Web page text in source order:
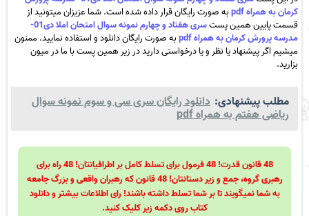
کرمان به همراه pdf
به صورت رایگان قرار داده شده است. شما عزیزان میتونید از
قسمت پایین همین پست
سری هفتاد و چهارم نمونه سوال امتحان املا دی01-
مدرسه پرورش کرمان به همراه pdf
به صورت رایگان دانلود و استفاده نمایید. ممنون
میشیم اگر پیشنهاد یا نظر و یا درخواستی دارید در زیر همین پست با ما در میون
بزارید.
مطلب پیشنهادی: دانلود رایگان سری سی و سوم نمونه سوال
ریاضی هفتم به همراه pdf
48 قانون قدرت! 48 فرمول برای تسلط کامل بر اطرافیانتان! 48 راه برای
رهبری گروه، جمع و زیر دستانتان! 48 قانون که رهبران واقعی و بزرگ جامعه
به شما نمیگویند تا بر شما تسلط داشته باشند! رای اطلاعات بیشتر و دانلود
کتاب روی دکمه زیر کلیک کنید.